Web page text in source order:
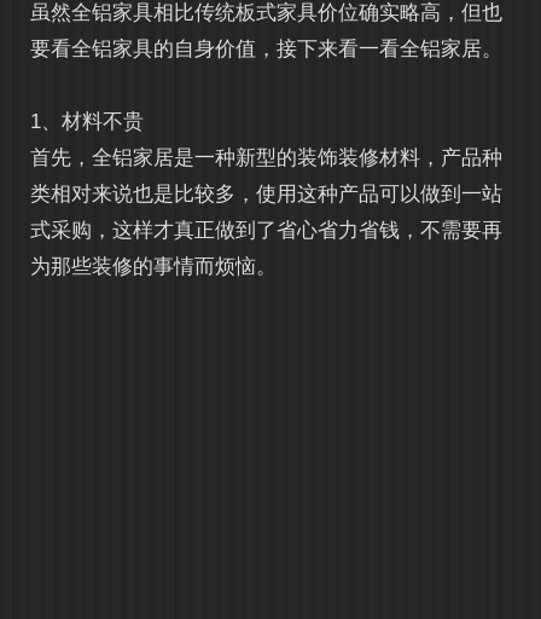
虽然全铝家具相比传统板式家具价位确实略高，但也
要看全铝家具的自身价值，接下来看一看全铝家居。
1、材料不贵
首先，全铝家居是一种新型的装饰装修材料，产品种
类相对来说也是比较多，使用这种产品可以做到一站
式采购，这样才真正做到了省心省力省钱，不需要再
为那些装修的事情而烦恼。